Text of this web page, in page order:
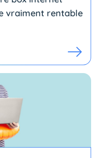
vraiment rentable